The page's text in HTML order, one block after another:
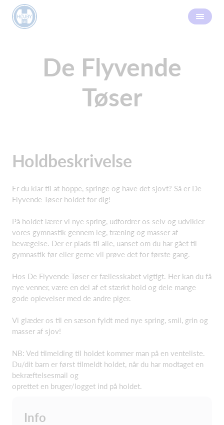
De Flyvende
Tøser
Holdbeskrivelse
Er du klar til at hoppe, springe og have det sjovt? Så er De
Flyvende Tøser holdet for dig!
På holdet lærer vi nye spring, udfordrer os selv og udvikler
vores gymnastik gennem leg, træning og masser af
bevægelse. Der er plads til alle, uanset om du har gået til
gymnastik før eller gerne vil prøve det for første gang.
Hos De Flyvende Tøser er fællesskabet vigtigt. Her kan du få
nye venner, være en del af et stærkt hold og dele mange
gode oplevelser med de andre piger.
Vi glæder os til en sæson fyldt med nye spring, smil, grin og
masser af sjov!
NB: Ved tilmelding til holdet kommer man på en venteliste.
Du/dit barn er først tilmeldt holdet, når du har modtaget en
bekræftelsesmail og
oprettet en bruger/logget ind på holdet.
Info